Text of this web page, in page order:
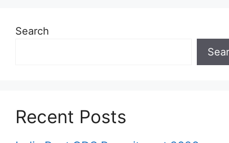
Search
Recent Posts